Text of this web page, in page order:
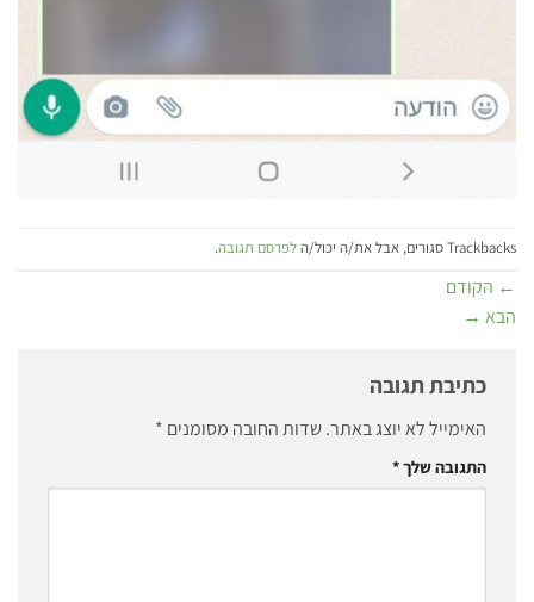
Trackbacks סגורים, אבל את/ה יכול/ה לפרסם תגובה.
← הקודם
הבא →
כתיבת תגובה
האימייל לא יוצג באתר.שדות החובה מסומנים *
התגובה שלך*